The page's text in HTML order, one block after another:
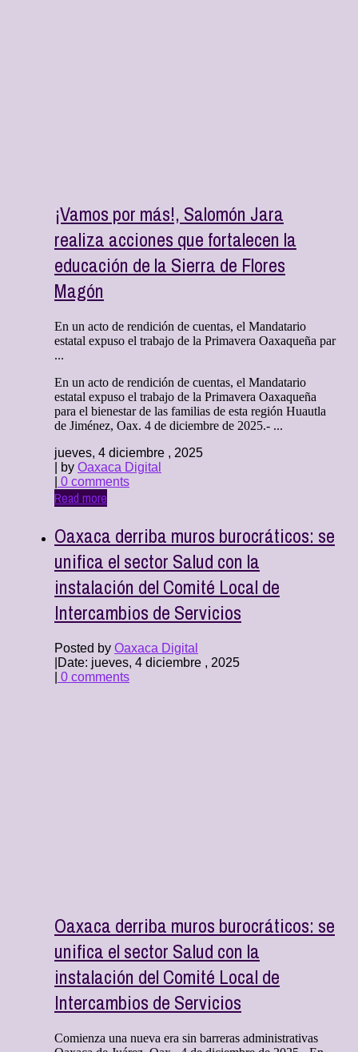
¡Vamos por más!, Salomón Jara
realiza acciones que fortalecen la
educación de la Sierra de Flores
Magón
En un acto de rendición de cuentas, el Mandatario
estatal expuso el trabajo de la Primavera Oaxaqueña par
...
En un acto de rendición de cuentas, el Mandatario
estatal expuso el trabajo de la Primavera Oaxaqueña
para el bienestar de las familias de esta región Huautla
de Jiménez, Oax. 4 de diciembre de 2025.- ...
jueves, 4 diciembre , 2025
| by Oaxaca Digital
0 comments
Read more
Oaxaca derriba muros burocráticos: se
unifica el sector Salud con la
instalación del Comité Local de
Intercambios de Servicios
Posted by Oaxaca Digital
Date: jueves, 4 diciembre , 2025
0 comments
Oaxaca derriba muros burocráticos: se
unifica el sector Salud con la
instalación del Comité Local de
Intercambios de Servicios
Comienza una nueva era sin barreras administrativas